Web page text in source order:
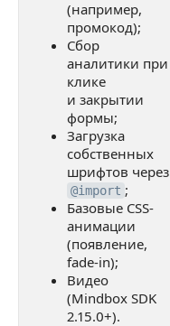
(например,
промокод);
Сбор
аналитики при
клике
и закрытии
формы;
Загрузка
собственных
шрифтов через
@import ;
Базовые CSS-
анимации
(появление,
fade-in);
Видео
(Mindbox SDK
2.15.0+).